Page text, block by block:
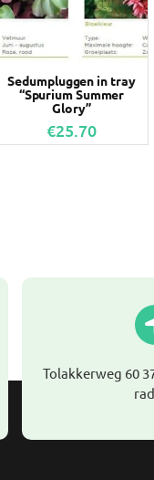
Sedumpluggen in tray
“Spurium Summer
Glory”
€25.70
Tolakkerweg 60